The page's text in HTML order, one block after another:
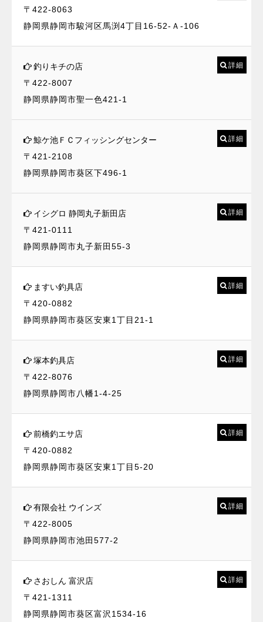
〒422-8063
静岡県静岡市駿河区馬渕4丁目16-52-Ａ-106
釣りキチの店
〒422-8007
静岡県静岡市聖一色421-1
詳細
鯨ケ池ＦＣフィッシングセンター
〒421-2108
静岡県静岡市葵区下496-1
詳細
イシグロ 静岡丸子新田店
〒421-0111
静岡県静岡市丸子新田55-3
詳細
ますい釣具店
〒420-0882
静岡県静岡市葵区安東1丁目21-1
詳細
塚本釣具店
〒422-8076
静岡県静岡市八幡1-4-25
詳細
前橋釣エサ店
〒420-0882
静岡県静岡市葵区安東1丁目5-20
詳細
有限会社 ウインズ
〒422-8005
静岡県静岡市池田577-2
詳細
さおしん 富沢店
〒421-1311
静岡県静岡市葵区富沢1534-16
詳細